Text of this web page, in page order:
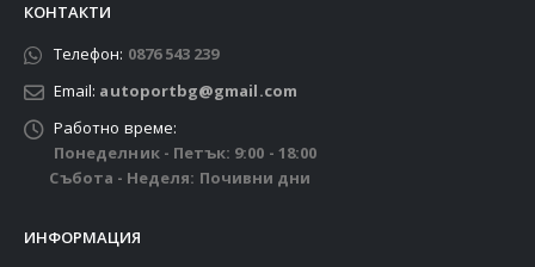
КОНТАКТИ
Телефон: 0876 543 239
Email: autoportbg@gmail.com
Работно време:
Понеделник - Петък: 9:00 - 18:00
Събота - Неделя: Почивни дни
ИНФОРМАЦИЯ